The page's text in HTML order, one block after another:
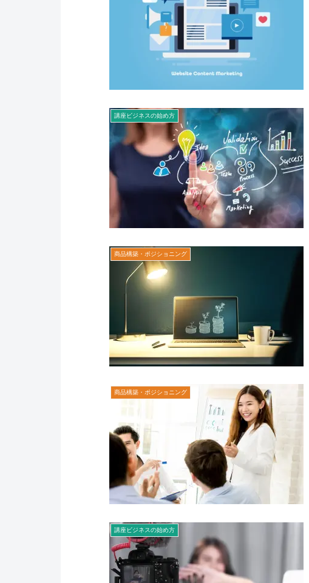
講座ビジネスの始め方
商品構築・ポジショニング
商品構築・ポジショニング
講座ビジネスの始め方